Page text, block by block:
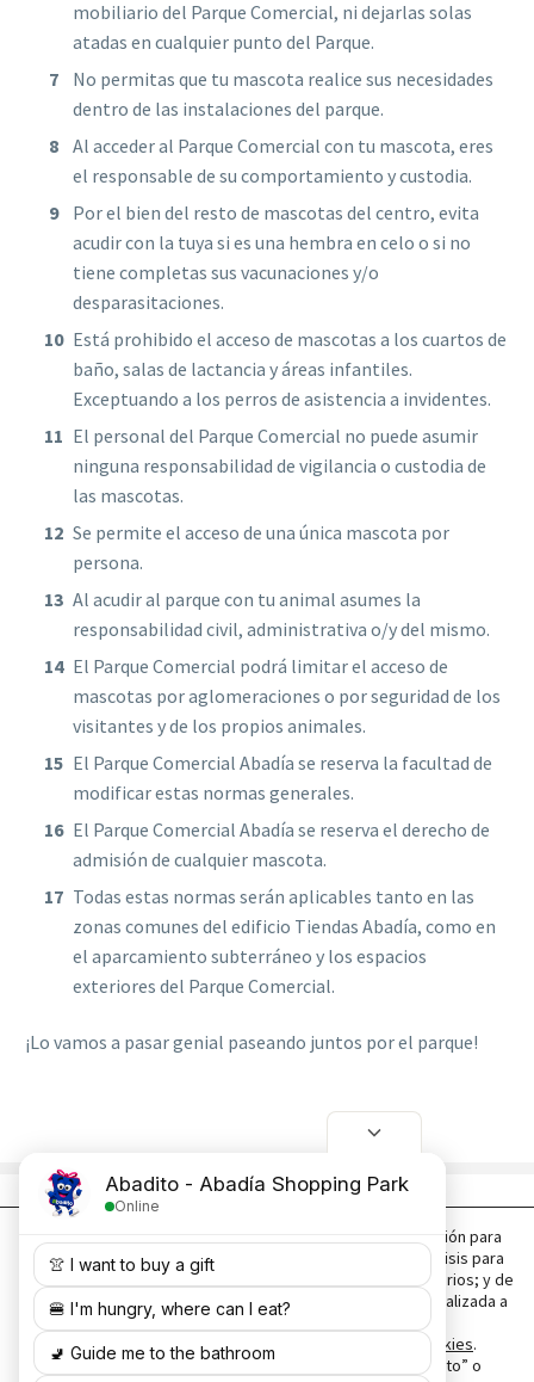
mobiliario del Parque Comercial, ni dejarlas solas
atadas en cualquier punto del Parque.
No permitas que tu mascota realice sus necesidades
dentro de las instalaciones del parque.
Al acceder al Parque Comercial con tu mascota, eres
el responsable de su comportamiento y custodia.
Por el bien del resto de mascotas del centro, evita
acudir con la tuya si es una hembra en celo o si no
tiene completas sus vacunaciones y/o
desparasitaciones.
Está prohibido el acceso de mascotas a los cuartos de
baño, salas de lactancia y áreas infantiles.
Exceptuando a los perros de asistencia a invidentes.
El personal del Parque Comercial no puede asumir
ninguna responsabilidad de vigilancia o custodia de
las mascotas.
Se permite el acceso de una única mascota por
persona.
Al acudir al parque con tu animal asumes la
responsabilidad civil, administrativa o/y del mismo.
El Parque Comercial podrá limitar el acceso de
mascotas por aglomeraciones o por seguridad de los
visitantes y de los propios animales.
El Parque Comercial Abadía se reserva la facultad de
modificar estas normas generales.
El Parque Comercial Abadía se reserva el derecho de
admisión de cualquier mascota.
Todas estas normas serán aplicables tanto en las
zonas comunes del edificio Tiendas Abadía, como en
el aparcamiento subterráneo y los espacios
exteriores del Parque Comercial.
¡Lo vamos a pasar genial paseando juntos por el parque!
Copyright ©2026. Parque Comercial Abadía
www.parquecomercialabadia.com
Utilizamos cookies, propias y de terceros, de personalización para
mejorar la calidad del producto o servicio ofrecido; de análisis para
medir la audiencia y analizar el comportamiento de los usuarios; y de
publicidad comportamental para ofrecer publicidad personalizada a
partir de los hábitos de navegación de los usuarios.
Puede obtener más información en nuestra
Política de Cookies.
Puedes aceptar todas las cookies pulsando el botón “Acepto” o